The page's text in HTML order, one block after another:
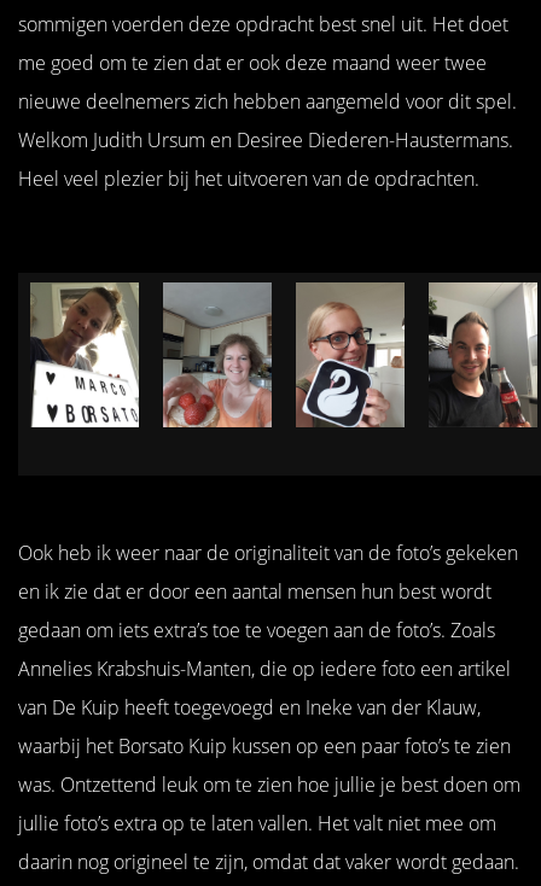
sommigen voerden deze opdracht best snel uit. Het doet
me goed om te zien dat er ook deze maand weer twee
nieuwe deelnemers zich hebben aangemeld voor dit spel.
Welkom Judith Ursum en Desiree Diederen-Haustermans.
Heel veel plezier bij het uitvoeren van de opdrachten.
Ook heb ik weer naar de originaliteit van de foto’s gekeken
en ik zie dat er door een aantal mensen hun best wordt
gedaan om iets extra’s toe te voegen aan de foto’s. Zoals
Annelies Krabshuis-Manten, die op iedere foto een artikel
van De Kuip heeft toegevoegd en Ineke van der Klauw,
waarbij het Borsato Kuip kussen op een paar foto’s te zien
was. Ontzettend leuk om te zien hoe jullie je best doen om
jullie foto’s extra op te laten vallen. Het valt niet mee om
daarin nog origineel te zijn, omdat dat vaker wordt gedaan.